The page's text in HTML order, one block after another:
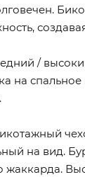
/
на спальное
на вид.